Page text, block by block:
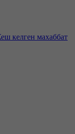
келген махаббат